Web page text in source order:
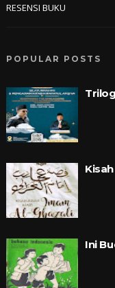
RESENSI BUKU
POPULAR POSTS
Ini